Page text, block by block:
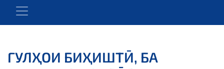
ГУЛҲОИ БИҲИШТӢ, БА